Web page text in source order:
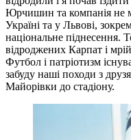
Юрчишин та компанія не
Україні та у Львові,
національне піднесення.
відроджених Карпат і
Футбол і патріотизм
забуду наші походи з
Майорівки до стадіону.